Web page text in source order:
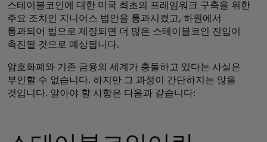
스테이블코인에 대한 미국 최초의 프레임워크 구축을 위한
주요 조치인 지니어스 법안을 통과시켰고, 하원에서
통과되어 법으로 제정되면 더 많은 스테이블코인 진입이
촉진될 것으로 예상됩니다.
암호화폐와 기존 금융의 세계가 충돌하고 있다는 사실은
부인할 수 없습니다. 하지만 그 과정이 간단하지는 않을
것입니다. 알아야 할 사항은 다음과 같습니다: